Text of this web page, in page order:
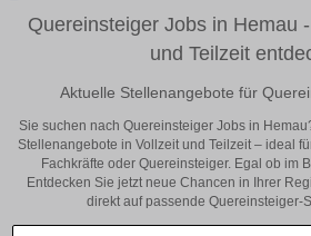
Quereinsteiger Jobs in Hemau
und Teilzeit
Aktuelle Stellenangebote für
Sie suchen nach Quereinsteiger Jobs in
Stellenangebote in Vollzeit und Teilzeit – ideal
Fachkräfte oder Quereinsteiger. Egal ob im
Entdecken Sie jetzt neue Chancen in Ihrer
direkt auf passende Quereinsteiger-